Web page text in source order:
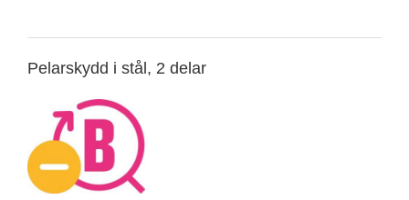
Pelarskydd i stål, 2 delar